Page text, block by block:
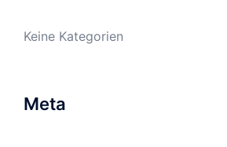
Keine Kategorien
Meta